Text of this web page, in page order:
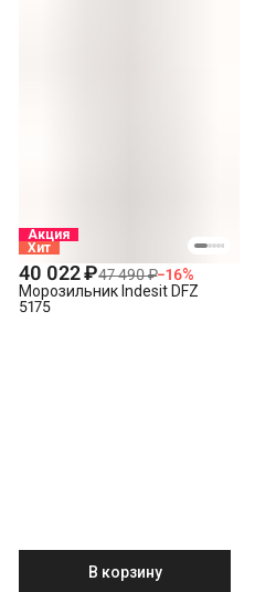
Акция
Хит
40 022 ₽47 490 ₽−16%
Морозильник Indesit DFZ
5175
В корзину